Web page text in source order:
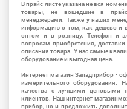
В прайс-листе указана не вся
товары, не вошедшие в
менеджерами. Также у наших
информацию о том, как дешево и
оптом и в розницу. Телефон и
вопросам приобретения,
описания товара. У нас самые
оборудование и выгодная цена.
Интернет магазин Западприбор -
измерительного оборудования.
качества с лучшими ценовыми
клиентов. Наш интернет
прибор, но и предложить